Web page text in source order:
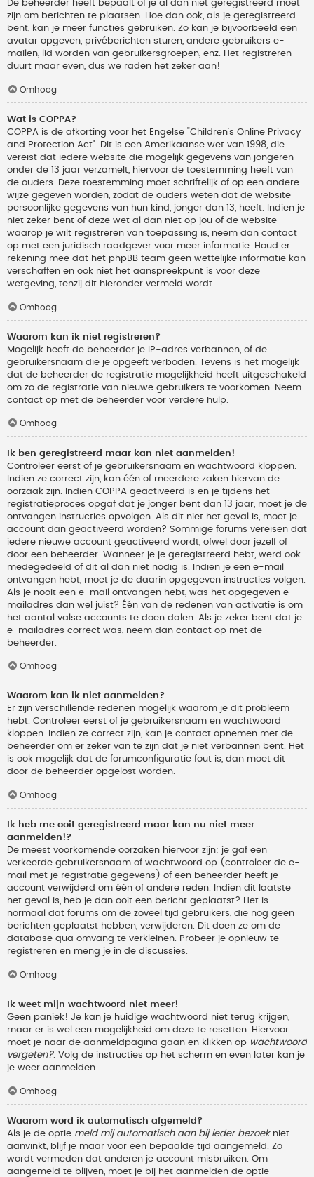
De beheerder heeft bepaalt of je al dan niet geregistreerd moet
zijn om berichten te plaatsen. Hoe dan ook, als je geregistreerd
bent, kan je meer functies gebruiken. Zo kan je bijvoorbeeld een
avatar opgeven, privéberichten sturen, andere gebruikers e-
mailen, lid worden van gebruikersgroepen, enz. Het registreren
duurt maar even, dus we raden het zeker aan!
Omhoog
Wat is COPPA?
COPPA is de afkorting voor het Engelse "Children’s Online Privacy
and Protection Act". Dit is een Amerikaanse wet van 1998, die
vereist dat iedere website die mogelijk gegevens van jongeren
onder de 13 jaar verzamelt, hiervoor de toestemming heeft van
de ouders. Deze toestemming moet schriftelijk of op een andere
wijze gegeven worden, zodat de ouders weten dat de website
persoonlijke gegevens van hun kind, jonger dan 13, heeft. Indien je
niet zeker bent of deze wet al dan niet op jou of de website
waarop je wilt registreren van toepassing is, neem dan contact
op met een juridisch raadgever voor meer informatie. Houd er
rekening mee dat het phpBB team geen wettelijke informatie kan
verschaffen en ook niet het aanspreekpunt is voor deze
wetgeving, tenzij dit hieronder vermeld wordt.
Omhoog
Waarom kan ik niet registreren?
Mogelijk heeft de beheerder je IP-adres verbannen, of de
gebruikersnaam die je opgeeft verboden. Tevens is het mogelijk
dat de beheerder de registratie mogelijkheid heeft uitgeschakeld
om zo de registratie van nieuwe gebruikers te voorkomen. Neem
contact op met de beheerder voor verdere hulp.
Omhoog
Ik ben geregistreerd maar kan niet aanmelden!
Controleer eerst of je gebruikersnaam en wachtwoord kloppen.
Indien ze correct zijn, kan één of meerdere zaken hiervan de
oorzaak zijn. Indien COPPA geactiveerd is en je tijdens het
registratieproces opgaf dat je jonger bent dan 13 jaar, moet je de
ontvangen instructies opvolgen. Als dit niet het geval is, moet je
account dan geactiveerd worden? Sommige forums vereisen dat
iedere nieuwe account geactiveerd wordt, ofwel door jezelf of
door een beheerder. Wanneer je je geregistreerd hebt, werd ook
medegedeeld of dit al dan niet nodig is. Indien je een e-mail
ontvangen hebt, moet je de daarin opgegeven instructies volgen.
Als je nooit een e-mail ontvangen hebt, was het opgegeven e-
mailadres dan wel juist? Één van de redenen van activatie is om
het aantal valse accounts te doen dalen. Als je zeker bent dat je
e-mailadres correct was, neem dan contact op met de
beheerder.
Omhoog
Waarom kan ik niet aanmelden?
Er zijn verschillende redenen mogelijk waarom je dit probleem
hebt. Controleer eerst of je gebruikersnaam en wachtwoord
kloppen. Indien ze correct zijn, kan je contact opnemen met de
beheerder om er zeker van te zijn dat je niet verbannen bent. Het
is ook mogelijk dat de forumconfiguratie fout is, dan moet dit
door de beheerder opgelost worden.
Omhoog
Ik heb me ooit geregistreerd maar kan nu niet meer
aanmelden!?
De meest voorkomende oorzaken hiervoor zijn: je gaf een
verkeerde gebruikersnaam of wachtwoord op (controleer de e-
mail met je registratie gegevens) of een beheerder heeft je
account verwijderd om één of andere reden. Indien dit laatste
het geval is, heb je dan ooit een bericht geplaatst? Het is
normaal dat forums om de zoveel tijd gebruikers, die nog geen
berichten geplaatst hebben, verwijderen. Dit doen ze om de
database qua omvang te verkleinen. Probeer je opnieuw te
registreren en meng je in de discussies.
Omhoog
Ik weet mijn wachtwoord niet meer!
Geen paniek! Je kan je huidige wachtwoord niet terug krijgen,
maar er is wel een mogelijkheid om deze te resetten. Hiervoor
moet je naar de aanmeldpagina gaan en klikken op wachtwoord
vergeten?. Volg de instructies op het scherm en even later kan je
je weer aanmelden.
Omhoog
Waarom word ik automatisch afgemeld?
Als je de optie meld mij automatisch aan bij ieder bezoekniet
aanvinkt, blijf je maar voor een bepaalde tijd aangemeld. Zo
wordt vermeden dat anderen je account misbruiken. Om
aangemeld te blijven, moet je bij het aanmelden de optie